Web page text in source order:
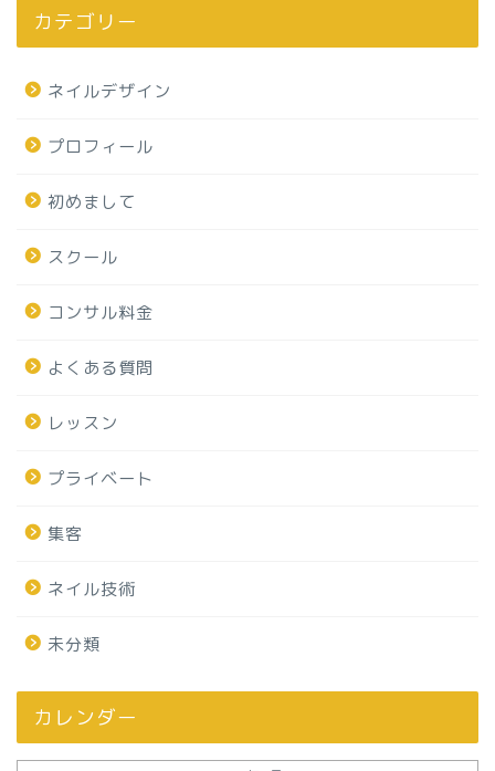
カテゴリー
ネイルデザイン
プロフィール
初めまして
スクール
コンサル料金
よくある質問
レッスン
プライベート
集客
ネイル技術
未分類
カレンダー